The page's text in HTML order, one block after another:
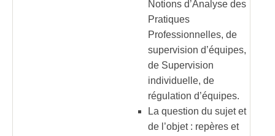
Notions d’Analyse des
Pratiques
Professionnelles, de
supervision d’équipes,
de Supervision
individuelle, de
régulation d’équipes.
La question du sujet et
de l’objet : repères et